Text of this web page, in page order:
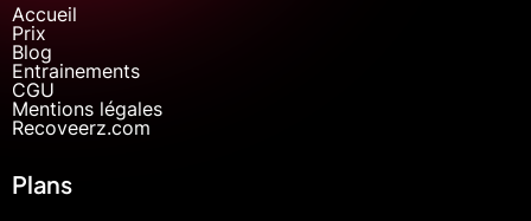
Accueil
Prix
Blog
Entrainements
CGU
Mentions légales
Recoveerz.com
Plans